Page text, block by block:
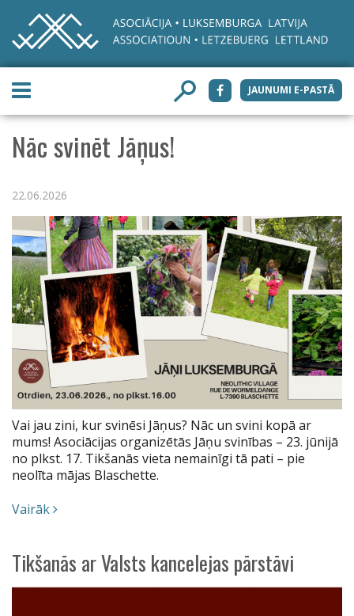
JAUNUMI E-PASTĀ
Nāc svinēt Jāņus!
22.06.2026
Vai jau zini, kur svinēsi Jāņus? Nāc un svini kopā ar
mums! Asociācijas organizētās Jāņu svinības – 23. jūnijā
no plkst. 17. Tikšanās vieta nemainīgi tā pati – pie
neolīta mājas Blaschette.
Vairāk
Tikšanās ar Valsts kancelejas pārstāvi